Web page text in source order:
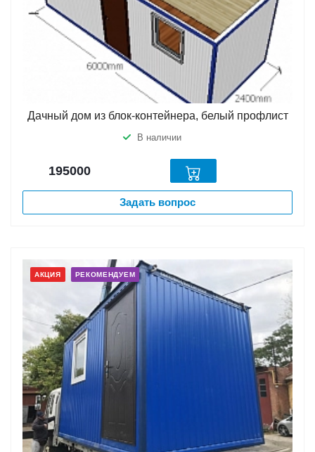
Дачный дом из блок-контейнера, белый профлист
В наличии
195000
Задать вопрос
АКЦИЯ РЕКОМЕНДУЕМ